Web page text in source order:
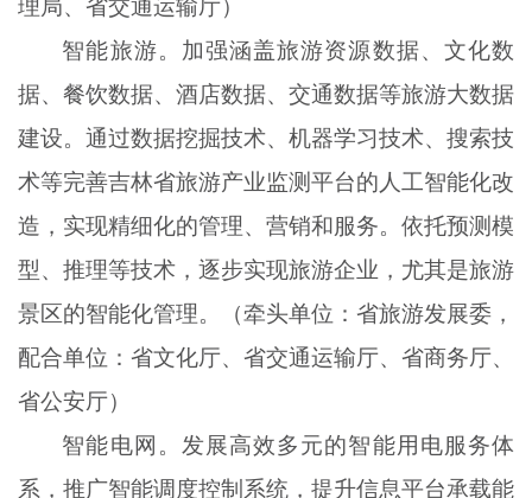
理局、省交通运输厅）
智能旅游。加强涵盖旅游资源数据、文化数
据、餐饮数据、酒店数据、交通数据等旅游大数据
建设。通过数据挖掘技术、机器学习技术、搜索技
术等完善吉林省旅游产业监测平台的人工智能化改
造，实现精细化的管理、营销和服务。依托预测模
型、推理等技术，逐步实现旅游企业，尤其是旅游
景区的智能化管理。（牵头单位：省旅游发展委，
配合单位：省文化厅、省交通运输厅、省商务厅、
省公安厅）
智能电网。发展高效多元的智能用电服务体
系，推广智能调度控制系统，提升信息平台承载能